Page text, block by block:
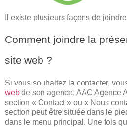
Il existe plusieurs façons de
Comment joindre la
site web ?
Si vous souhaitez la contacter,
web de son agence, AAC Agence
section « Contact » ou « Nous
section peut être située dans le
dans le menu principal. Une fois